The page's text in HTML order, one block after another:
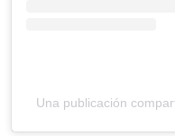
Una publicación